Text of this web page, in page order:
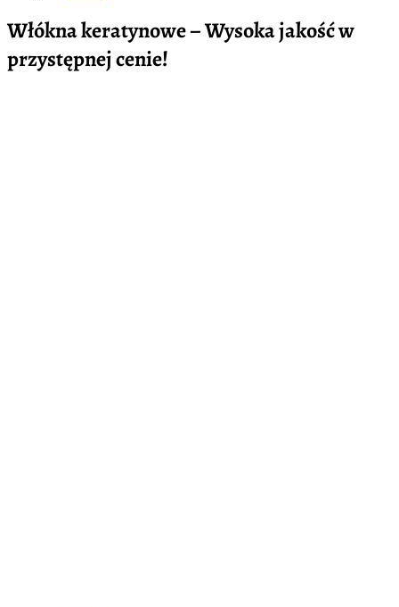
Włókna keratynowe – Wysoka jakość w
przystępnej cenie!